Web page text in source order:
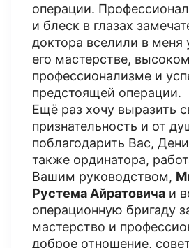
операции.
и блеск в глазах
доктора вселили в меня
его мастерстве, высоком
профессионализме и
предстоящей операции.
Ещё раз хочу выразить
признательность и от
поблагодарить Вас,
также ординатора,
Вашим руководством,
Рустема Айратовича и
операционную бригаду
мастерство и
доброе отношение,